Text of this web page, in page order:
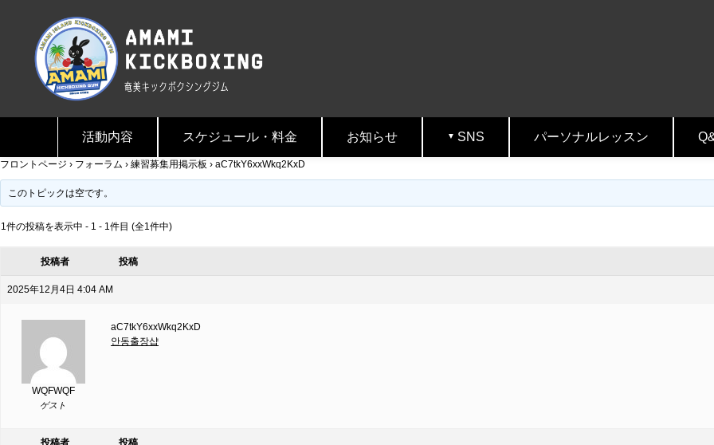
活動内容 スケジュール・料金 お知らせ SNS パーソナルレッスン
フロントページ › フォーラム › 練習募集用掲示板 › aC7tkY6xxWkq2KxD
このトピックは空です。
1件の投稿を表示中 - 1 - 1件目 (全1件中)
投稿者 投稿
2025年12月4日 4:04 AM
WQFWQF
ゲスト
aC7tkY6xxWkq2KxD
안동출장샵
投稿者 投稿